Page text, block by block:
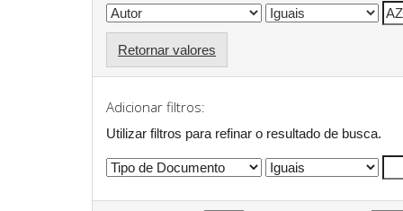
Retornar valores
Adicionar filtros:
Utilizar filtros para refinar o resultado de busca.